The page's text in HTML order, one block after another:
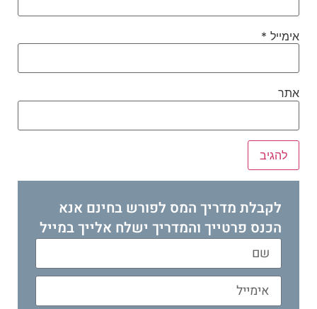
אימייל *
אתר
לקבלת מדריך המס לפורש בחינם אנא
הכנס פרטייך והמדריך ישלח אלייך במייל